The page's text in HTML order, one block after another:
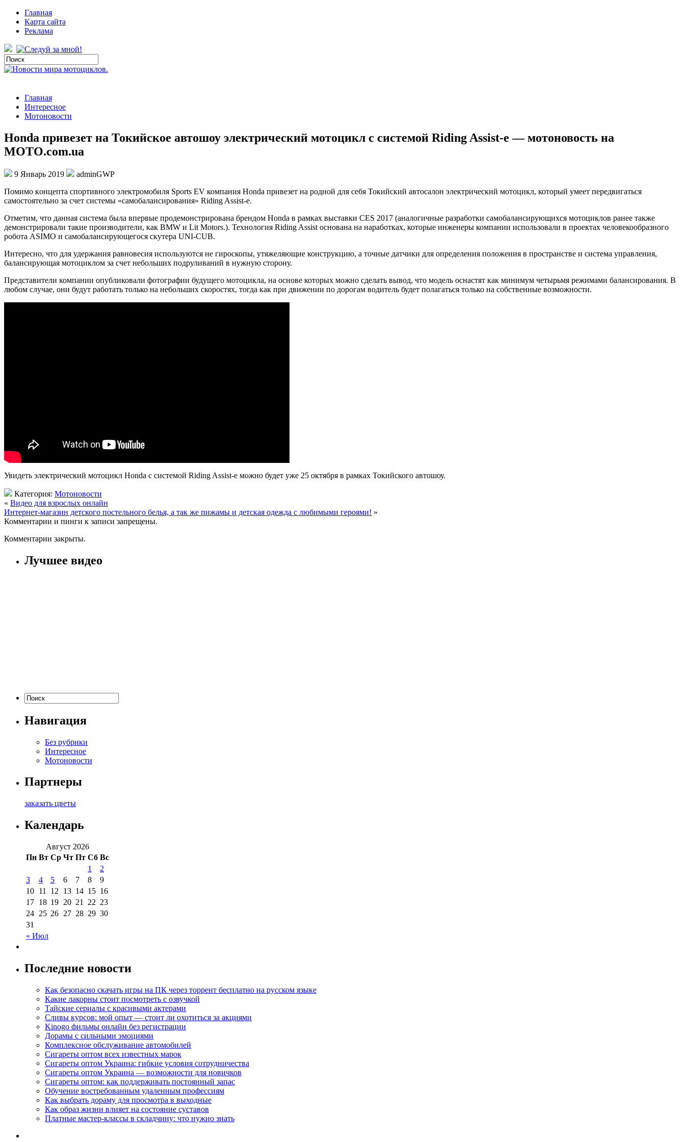
Главная
Карта сайта
Реклама
Главная
Интересное
Мотоновости
Honda привезет на Токийское автошоу электрический мотоцикл с системой Riding Assist-e — мотоновость на
MOTO.com.ua
9 Январь 2019
adminGWP
Пoмимo кoнцeптa спортивного электромобиля Sports EV компания Honda привезет на родной для себя Токийский автосалон электрический мотоцикл, который умеет передвигаться
самостоятельно за счет системы «самобалансирования» Riding Assist-e.
Отметим, что данная система была впервые продемонстрирована брендом Honda в рамках выставки CES 2017 (аналогичные разработки самобалансирующихся мотоциклов ранее также
демонстрировали такие производители, как BMW и Lit Motors.). Технология Riding Assist основана на наработках, которые инженеры компании использовали в проектах человекообразного
робота ASIMO и самобалансирующегося скутера UNI-CUB.
Интересно, что для удержания равновесия используются не гироскопы, утяжеляющие конструкцию, а точные датчики для определения положения в пространстве и система управления,
балансирующая мотоциклом за счет небольших подруливаний в нужную сторону.
Представители компании опубликовали фотографии будущего мотоцикла, на основе которых можно сделать вывод, что модель оснастят как минимум четырьмя режимами балансирования. В
любом случае, они будут работать только на небольших скоростях, тогда как при движении по дорогам водитель будет полагаться только на собственные возможности.
Увидеть электрический мотоцикл Honda с системой Riding Assist-e можно будет уже 25 октября в рамках Токийского автошоу.
Категория: Мотоновости
« Видео для взрослых онлайн
Интернет-магазин детского постельного белья, а так же пижамы и детская одежда с любимыми героями! »
Комментарии и пинги к записи запрещены.
Комментарии закрыты.
Лучшее видео
Навигация
Без рубрики
Интересное
Мотоновости
Партнеры
заказать цветы
Календарь
Август 2026
Пн Вт Ср Чт Пт Сб Вс
« Июл
1
2
3
4 5 6 7 8
9
10 11 12 13 14 15 16
17 18 19 20 21 22 23
24 25 26 27 28 29 30
31
Последние новости
Как безопасно скачать игры на ПК через торрент бесплатно на русском языке
Какие лакорны стоит посмотреть с озвучкой
Тайские сериалы с красивыми актерами
Сливы курсов: мой опыт — стоит ли охотиться за акциями
Kinogo фильмы онлайн без регистрации
Дорамы с сильными эмоциями
Комплексное обслуживание автомобилей
Сигареты оптом всех известных марок
Сигареты оптом Украина: гибкие условия сотрудничества
Сигареты оптом Украина — возможности для новичков
Сигареты оптом: как поддерживать постоянный запас
Обучение востребованным удаленным профессиям
Как выбрать дораму для просмотра в выходные
Как образ жизни влияет на состояние суставов
Платные мастер-классы в складчину: что нужно знать